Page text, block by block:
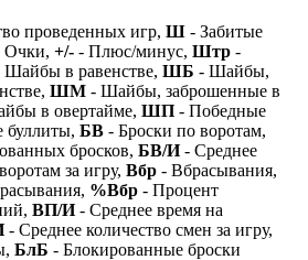
проведенных игр, Ш - Забитые
Очки, +/- - Плюс/минус, Штр -
Шайбы в равенстве, ШБ - Шайбы,
ШМ - Шайбы, заброшенные в
в овертайме, ШП - Победные
БВ - Броски по воротам,
бросков, БВ/И- Среднее
за игру, Вбр - Вбрасывания,
%Вбр - Процент
ВП/И- Среднее время на
- Среднее количество смен за игру,
БлБ - Блокированные броски